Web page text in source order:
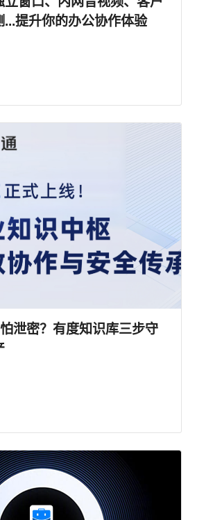
...提升你的办公协作体验
泄密？有度知识库三步守